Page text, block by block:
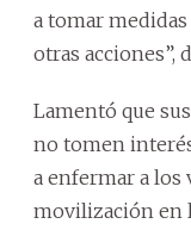
a tomar
otras acciones”,
Lamentó que
no tomen
a enfermar a los
movilización en